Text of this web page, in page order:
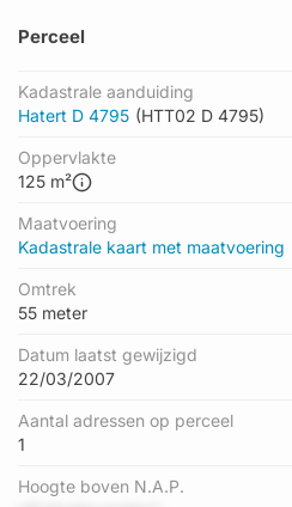
Perceel
Kadastrale aanduiding
Hatert D 4795 (HTT02 D 4795)
Oppervlakte
125 m²
Maatvoering
Kadastrale kaart met maatvoering
Omtrek
55 meter
Datum laatst gewijzigd
22/03/2007
Aantal adressen op perceel
1
Hoogte boven N.A.P.